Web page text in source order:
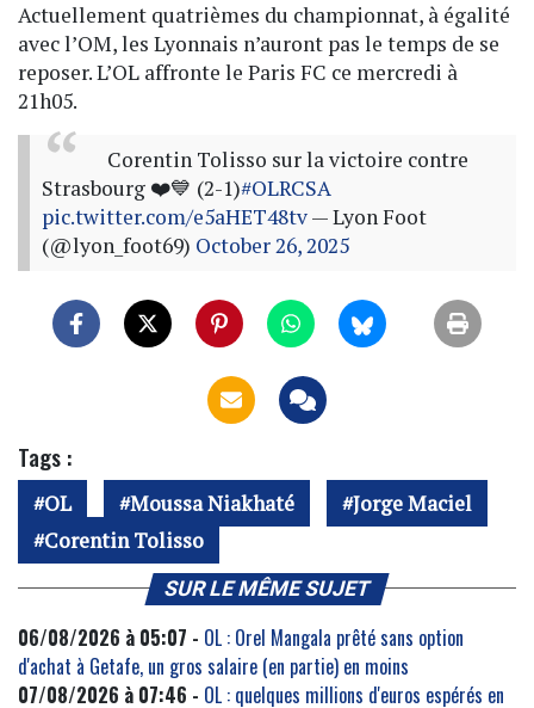
Actuellement quatrièmes du championnat, à égalité
avec l’OM, les Lyonnais n’auront pas le temps de se
reposer. L’OL affronte le Paris FC ce mercredi à
21h05.
Corentin Tolisso sur la victoire contre
Strasbourg ❤️💙 (2-1)#OLRCSA
pic.twitter.com/e5aHET48tv— Lyon Foot
(@lyon_foot69) October 26, 2025
Tags :
OL Moussa Niakhaté
Jorge Maciel
Corentin Tolisso
SUR LE MÊME SUJET
06/08/2026 à 05:07 - OL : Orel Mangala prêté sans option
d'achat à Getafe, un gros salaire (en partie) en moins
07/08/2026 à 07:46 - OL : quelques millions d'euros espérés en